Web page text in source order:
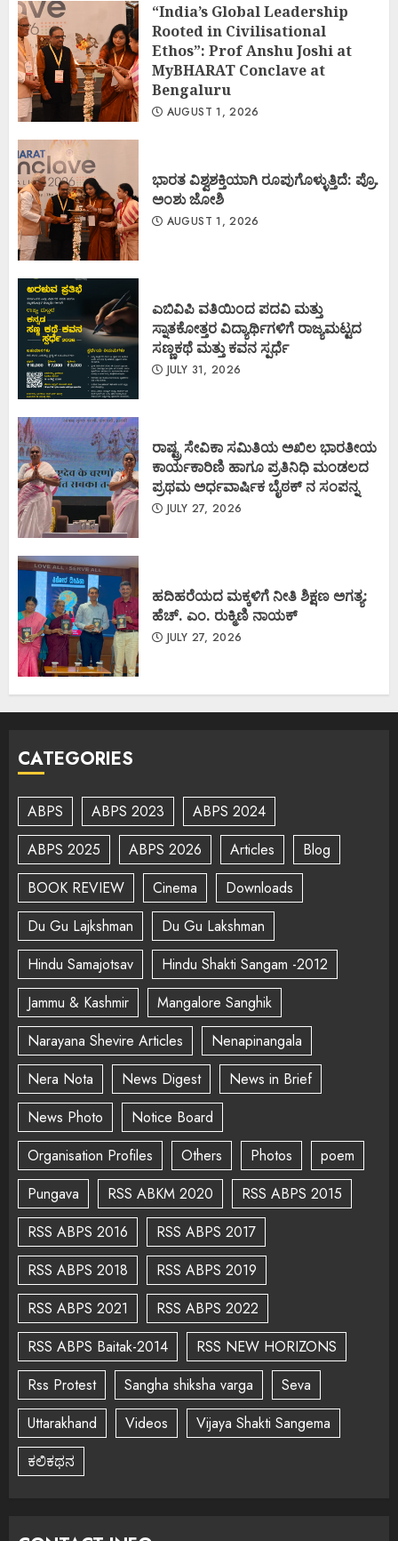
“India’s Global Leadership
Rooted in Civilisational
Ethos”: Prof Anshu Joshi at
MyBHARAT Conclave at
Bengaluru
AUGUST 1, 2026
ಭಾರತ ವಿಶ್ವಶಕ್ತಿಯಾಗಿ ರೂಪುಗೊಳ್ಳುತ್ತಿದೆ: ಪ್ರೊ.
ಅಂಶು ಜೋಶಿ
AUGUST 1, 2026
ಎಬಿವಿಪಿ ವತಿಯಿಂದ ಪದವಿ ಮತ್ತು
ಸ್ನಾತಕೋತ್ತರ ವಿದ್ಯಾರ್ಥಿಗಳಿಗೆ ರಾಜ್ಯಮಟ್ಟದ
ಸಣ್ಣಕಥೆ ಮತ್ತು ಕವನ ಸ್ಪರ್ಧೆ
JULY 31, 2026
ರಾಷ್ಟ್ರ ಸೇವಿಕಾ ಸಮಿತಿಯ ಅಖಿಲ ಭಾರತೀಯ
ಕಾರ್ಯಕಾರಿಣಿ ಹಾಗೂ ಪ್ರತಿನಿಧಿ ಮಂಡಲದ
ಪ್ರಥಮ ಅರ್ಧವಾರ್ಷಿಕ ಬೈಠಕ್ ನ ಸಂಪನ್ನ
JULY 27, 2026
ಹದಿಹರೆಯದ ಮಕ್ಕಳಿಗೆ ನೀತಿ ಶಿಕ್ಷಣ ಅಗತ್ಯ:
ಹೆಚ್. ಎಂ. ರುಕ್ಮಿಣಿ ನಾಯಕ್
JULY 27, 2026
CATEGORIES
ABPS ABPS 2023
ABPS 2024
ABPS 2025
ABPS 2026 Articles
Blog
BOOK REVIEW
Cinema
Downloads
Du Gu Lajkshman
Du Gu Lakshman
Hindu Samajotsav
Hindu Shakti Sangam -2012
Jammu & Kashmir
Mangalore Sanghik
Narayana Shevire Articles
Nenapinangala
Nera Nota
News Digest
News in Brief
News Photo
Notice Board
Organisation Profiles
Others Photos
poem
Pungava
RSS ABKM 2020
RSS ABPS 2015
RSS ABPS 2016
RSS ABPS 2017
RSS ABPS 2018
RSS ABPS 2019
RSS ABPS 2021
RSS ABPS 2022
RSS ABPS Baitak-2014
RSS NEW HORIZONS
Rss Protest
Sangha shiksha varga
Seva
Uttarakhand
Videos
Vijaya Shakti Sangema
ಕಲಿಕಥನ